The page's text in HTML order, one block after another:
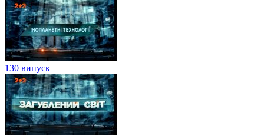
130 випуск